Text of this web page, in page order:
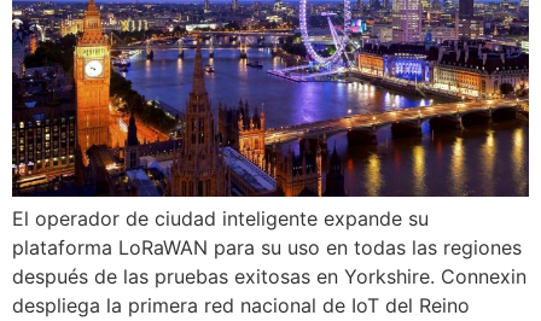
El operador de ciudad inteligente expande su
plataforma LoRaWAN para su uso en todas las regiones
después de las pruebas exitosas en Yorkshire. Connexin
despliega la primera red nacional de IoT del Reino